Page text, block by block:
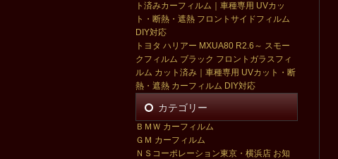
ト済みカーフィルム｜車種専用 UVカッ
ト・断熱・遮熱 フロントサイドフィルム
DIY対応
トヨタ ハリアー MXUA80 R2.6～ スモー
クフィルム ブラック フロントガラスフィ
ルム カット済み｜車種専用 UVカット・断
熱・遮熱 カーフィルム DIY対応
カテゴリー
ＢＭＷ カーフィルム
ＧＭ カーフィルム
ＮＳコーポレーション東京・横浜店 お知